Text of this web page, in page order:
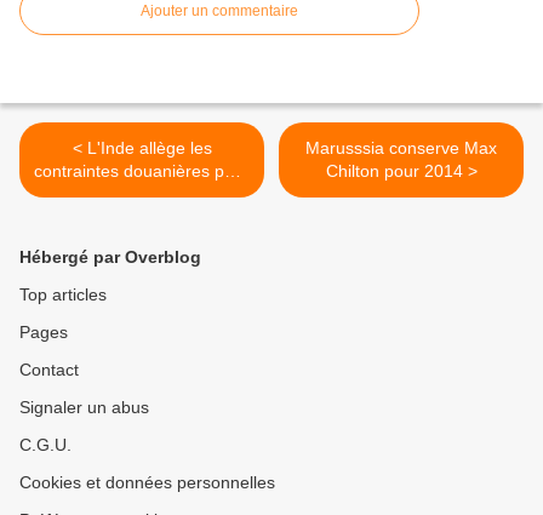
Ajouter un commentaire
< L'Inde allège les
contraintes douanières pour
la F1
Marusssia conserve Max
Chilton pour 2014 >
Hébergé par Overblog
Top articles
Pages
Contact
Signaler un abus
C.G.U.
Cookies et données personnelles